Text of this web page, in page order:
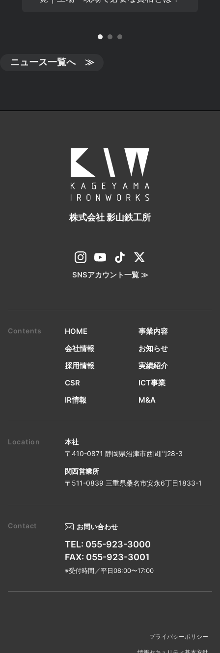
ニュース一覧へ ≫
株式会社 影山鉄工所
SNSアカウント一覧 ≫
HOME
事業内容
会社情報
お知らせ
採用情報
実績紹介
CSR
ICT事業
IR情報
M&A
本社
〒410-0871 静岡県沼津市西間門28-3
関西営業所
〒511-0839 三重県桑名市安永6丁目1833-1
お問い合わせ
TEL: 055-923-3000
FAX: 055-923-3001
※受付時間／平日08:00〜17:00
プライバシーポリシー